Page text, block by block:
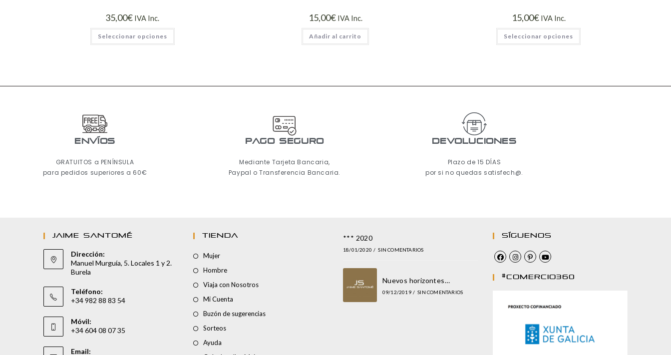
35,00€ IVA Inc.
Seleccionar opciones
15,00€ IVA Inc.
Añadir al carrito
15,00€ IVA Inc.
Seleccionar opciones
ENVÍOS
GRATUITOS a PENÍNSULA
para pedidos superiores a 60€
pago seguro
Mediante Tarjeta Bancaria,
Paypal o Transferencia Bancaria.
Devoluciones
Plazo de 15 DÍAS
por si no quedas satisfech@.
JAIME SANTOMÉ
Dirección:
Manuel Murguía, 5. Locales 1 y 2.
Burela
Teléfono:
+34 982 88 83 54
Móvil:
+34 604 08 07 35
Email:
TIENDA
Mujer
Hombre
Viaja con Nosotros
Mi Cuenta
Buzón de sugerencias
Sorteos
Ayuda
*** 2020
18/01/2020 / SIN COMENTARIOS
Nuevos horizontes…
09/12/2019 / SIN COMENTARIOS
Síguenos
#comercio360